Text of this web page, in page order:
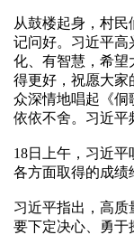
从鼓楼起身，村
记问好。习近平高
化、有智慧，希望
得更好，祝愿大家
众深情地唱起《侗
依依不舍。习近平
18日上午，习近
各方面取得的成绩
习近平指出，高质
要下定决心、勇于